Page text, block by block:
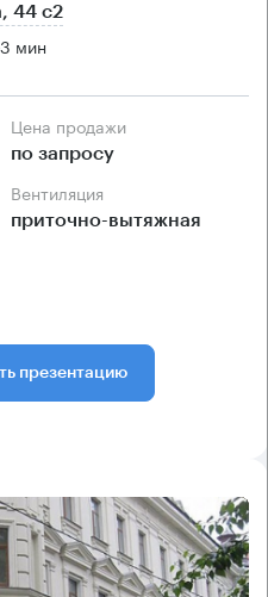
44 с2
3 мин
Цена продажи
по запросу
Вентиляция
приточно-вытяжная
презентацию